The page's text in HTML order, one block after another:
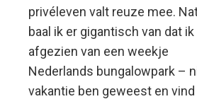
privéleven valt reuze mee.
baal ik er gigantisch van dat ik
afgezien van een weekje
Nederlands bungalowpark –
vakantie ben geweest en